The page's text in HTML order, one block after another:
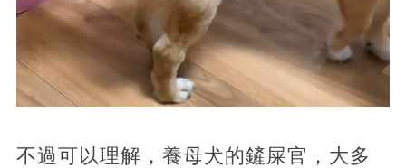
不過可以理解，養母犬的鏟屎官，大多